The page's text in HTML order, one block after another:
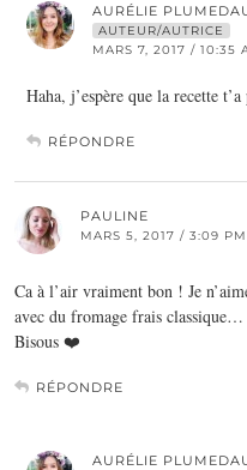
AURÉLIE
AUTEUR/AUTRICE
MARS 7, 2017 / 10:35
Haha, j’espère que la recette
RÉPONDRE
PAULINE
MARS 5, 2017 / 3:09 PM
Ca à l’air vraiment bon ! Je
avec du fromage frais classique…
Bisous ❤️
RÉPONDRE
AURÉLIE